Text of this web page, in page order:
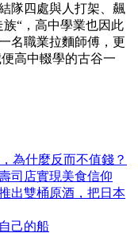
隊四處與人打架、飆
“，高中學業也因此
名職業拉麵師傅，更
高中輟學的古谷一
為什麼反而不值錢？
司店實現美食信仰
出雙桶原酒，把日本
己的船